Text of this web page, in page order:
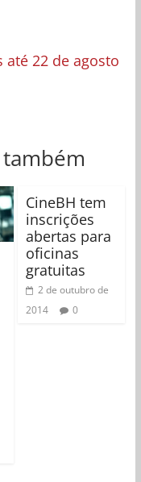
até 22 de agosto
CineBH tem
inscrições
abertas para
oficinas
gratuitas
2 de outubro de
2014
0